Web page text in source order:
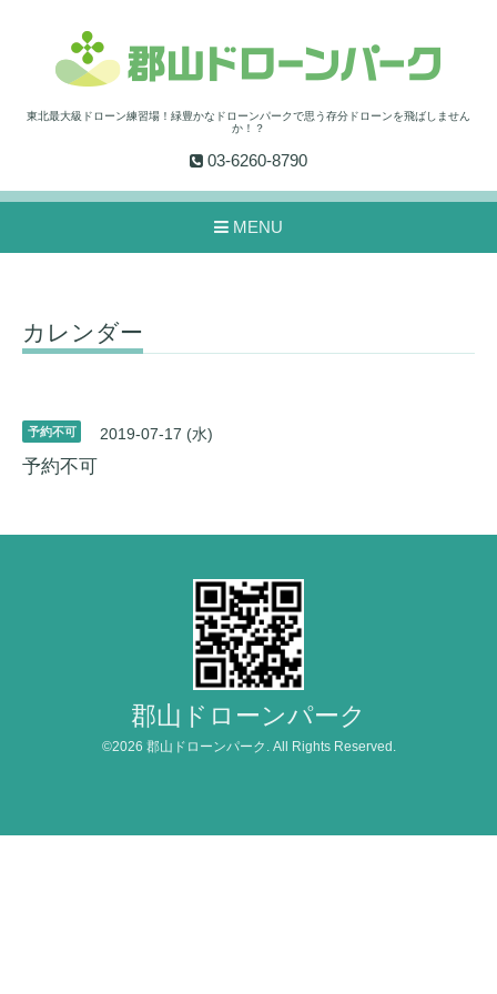
東北最大級ドローン練習場！緑豊かなドローンパークで思う存分ドローンを飛ばしません
か！？
03-6260-8790
MENU
カレンダー
予約不可 2019-07-17 (水)
予約不可
郡山ドローンパーク
©2026 郡山ドローンパーク . All Rights Reserved.